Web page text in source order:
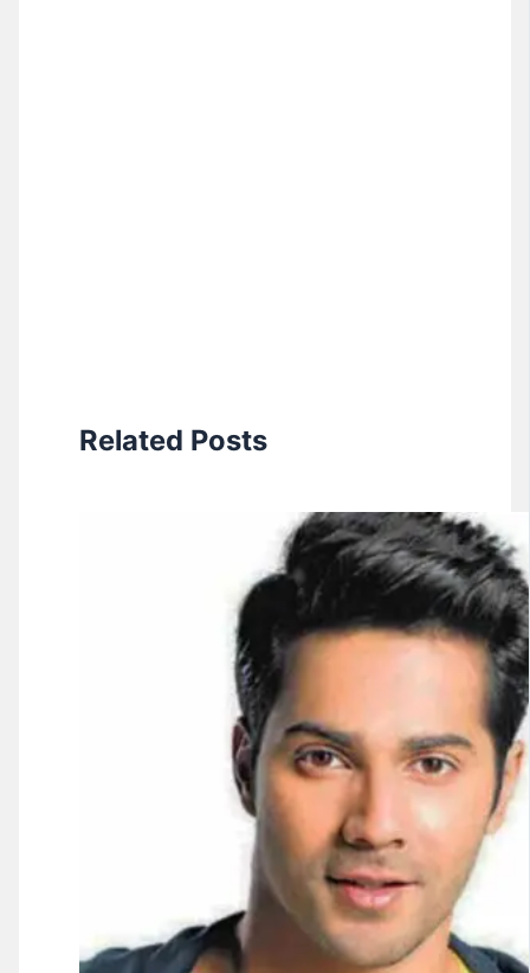
Related Posts